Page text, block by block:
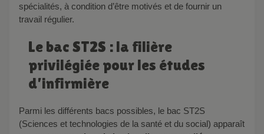
spécialités, à condition d’être motivés et de fournir un
travail régulier.
Le bac ST2S : la filière
privilégiée pour les études
d’infirmière
Parmi les différents bacs possibles, le bac ST2S
(Sciences et technologies de la santé et du social) apparaît